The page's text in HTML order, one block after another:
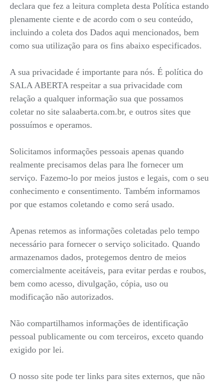
declara que fez a leitura completa desta Política estando
plenamente ciente e de acordo com o seu conteúdo,
incluindo a coleta dos Dados aqui mencionados, bem
como sua utilização para os fins abaixo especificados.
A sua privacidade é importante para nós. É política do
SALA ABERTA respeitar a sua privacidade com
relação a qualquer informação sua que possamos
coletar no site salaaberta.com.br, e outros sites que
possuímos e operamos.
Solicitamos informações pessoais apenas quando
realmente precisamos delas para lhe fornecer um
serviço. Fazemo-lo por meios justos e legais, com o seu
conhecimento e consentimento. Também informamos
por que estamos coletando e como será usado.
Apenas retemos as informações coletadas pelo tempo
necessário para fornecer o serviço solicitado. Quando
armazenamos dados, protegemos dentro de meios
comercialmente aceitáveis, para evitar perdas e roubos,
bem como acesso, divulgação, cópia, uso ou
modificação não autorizados.
Não compartilhamos informações de identificação
pessoal publicamente ou com terceiros, exceto quando
exigido por lei.
O nosso site pode ter links para sites externos, que não